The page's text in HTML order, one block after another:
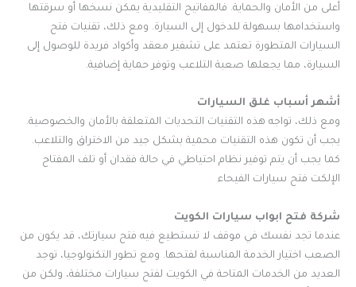
أعلى من الأمان والحماية. فالمفاتيح التقليدية يمكن نسخها أو سرقتها
واستخدامها بسهولة للدخول إلى السيارة. ومع ذلك، تقنيات فتح
السيارات المتطورة تعتمد على تشفير معقد وأكواد فريدة للوصول إلى
السيارة، مما يجعلها صعبة التلاعب وتوفر حماية إضافية.
أشهر أسباب غلق السيارات
ومع ذلك، تواجه هذه التقنيات التحديات المتعلقة بالأمان والخصوصية.
يجب أن تكون هذه التقنيات محمية بشكل جيد من الاختراق والتلاعب.
كما يجب أن يتم توفير نظام احتياطي في حالة فقدان أو تلف المفتاح
الإلكت فتح سيارات الفيحاء
شركة فتح ابواب سيارات الكويت
عندما تجد نفسك في موقف لا تستطيع فيه فتح سيارتك، قد يكون من
الصعب اختيار الخدمة المناسبة لفتحها. ومع تطور التكنولوجيا، توجد
العديد من الخدمات المتاحة في الكويت لفتح سيارات مختلفة، ولكن من